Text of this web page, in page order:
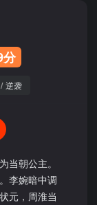
分
/ 逆袭
当朝公主。
李婉暗中调
元，周淮当